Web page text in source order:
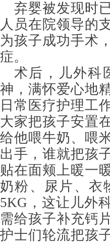
弃婴被发现时
人员在院领导的
为孩子成功手术
症。
术后，儿外科
神，满怀爱心地
日常医疗护理工
大家把孩子安置
给他喂牛奶、喂
出手，谁就把孩
贴在面颊上暖一
奶粉、尿片、
5KG，这让儿外
需给孩子补充钙
护士们轮流把孩